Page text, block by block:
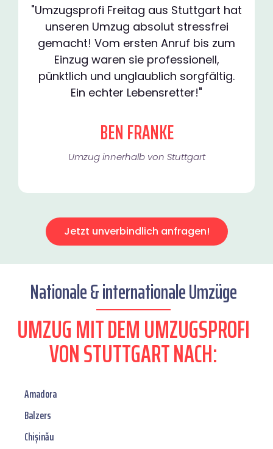
"Umzugsprofi Freitag aus Stuttgart hat
unseren Umzug absolut stressfrei
gemacht! Vom ersten Anruf bis zum
Einzug waren sie professionell,
pünktlich und unglaublich sorgfältig.
Ein echter Lebensretter!"
BEN FRANKE
Umzug innerhalb von Stuttgart​
Jetzt unverbindlich anfragen!
Nationale & internationale Umzüge
UMZUG MIT DEM UMZUGSPROFI
VON STUTTGART NACH:
Amadora
Balzers
Chișinău